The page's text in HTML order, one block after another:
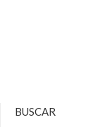
BUSCAR